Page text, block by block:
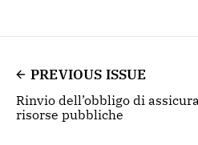
PREVIOUS ISSUE
Rinvio dell’obbligo di
risorse pubbliche